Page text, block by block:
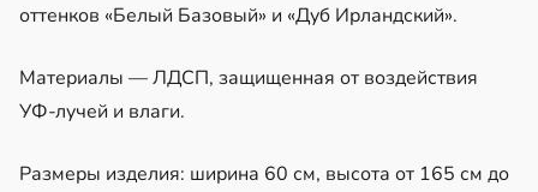
оттенков «Белый Базовый» и «Дуб Ирландский».
Материалы — ЛДСП, защищенная от воздействия
УФ-лучей и влаги.
Размеры изделия: ширина 60 см, высота от 165 см до